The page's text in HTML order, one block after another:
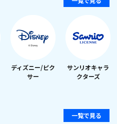
ディズニー/ピク
サー
サンリオキャラ
クターズ
一覧で見る